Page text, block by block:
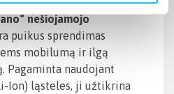
nešiojamojo
puikus sprendimas
mobilumą ir ilgą
Pagaminta naudojant
Ion) ląsteles, ji užtikrina